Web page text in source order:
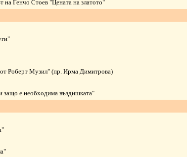
на Генчо Стоев "Цената на златото"
от Роберт Музил"(пр. Ирма Димитрова)
защо е необходима въздишката"